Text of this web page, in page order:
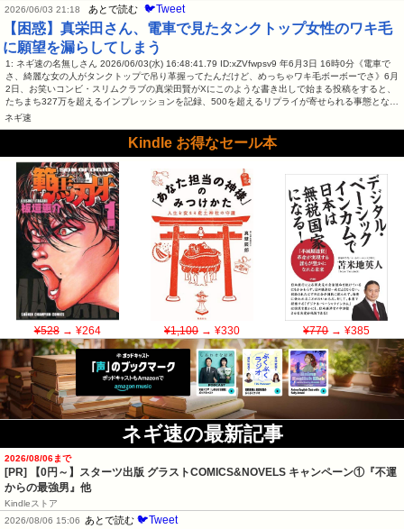
2026/06/03 21:18 あとで読む 🐦Tweet
【困惑】真栄田さん、電車で見たタンクトップ女性のワキ毛
に願望を漏らしてしまう
1: ネギ速の名無しさん 2026/06/03(水) 16:48:41.79 ID:xZVfwpsv9 年6月3日 16時0分《電車で
さ、綺麗な女の人がタンクトップで吊り革握ってたんだけど、めっちゃワキ毛ボーボーでさ》6月
2日、お笑いコンビ・スリムクラブの真栄田賢がXにこのような書き出しで始まる投稿をすると、
たちまち327万を超えるインプレッションを記録、500を超えるリプライが寄せられる事態とな…
ネギ速
Kindle お得なセール本
¥528→ ¥264 ¥1,100→ ¥330 ¥770→ ¥385
ネギ速の最新記事
2026/08/06まで
[PR] 【0円～】スターツ出版 グラストCOMICS&NOVELS キャンペーン①『不運
からの最強男』他
Kindleストア
2026/08/06 15:06
あとで読む 🐦Tweet